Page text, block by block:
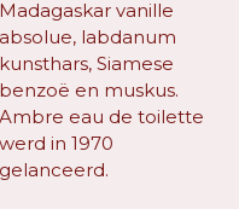
Madagaskar vanille
absolue, labdanum
kunsthars, Siamese
benzoë en muskus.
Ambre eau de toilette
werd in 1970
gelanceerd.